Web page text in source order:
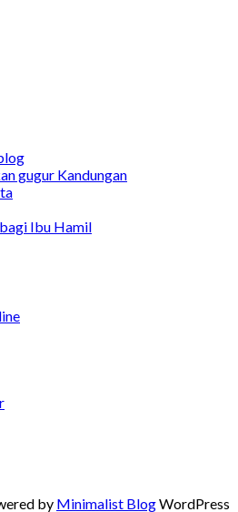
gugur Kandungan
Ibu Hamil
by Minimalist BlogWordPress